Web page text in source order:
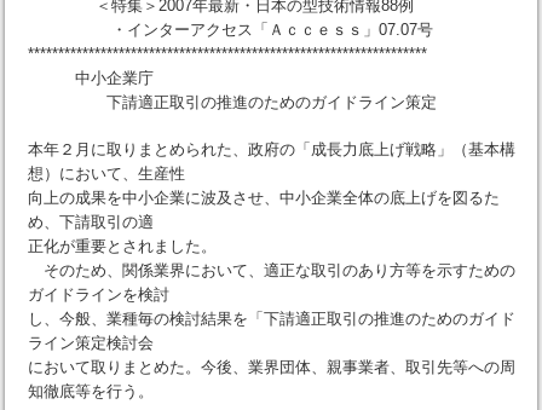
＜特集＞2007年最新・日本の型技術情報88例
・インターアクセス「Ａｃｃｅｓｓ」07.07号
******************************************************************
中小企業庁
下請適正取引の推進のためのガイドライン策定
本年２月に取りまとめられた、政府の「成長力底上げ戦略」（基本構
想）において、生産性
向上の成果を中小企業に波及させ、中小企業全体の底上げを図るた
め、下請取引の適
正化が重要とされました。
そのため、関係業界において、適正な取引のあり方等を示すための
ガイドラインを検討
し、今般、業種毎の検討結果を「下請適正取引の推進のためのガイド
ライン策定検討会
において取りまとめた。今後、業界団体、親事業者、取引先等への周
知徹底等を行う。